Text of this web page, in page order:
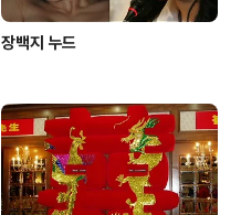
장백지 누드